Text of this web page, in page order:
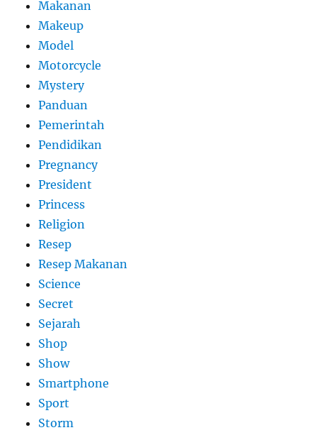
Makanan
Makeup
Model
Motorcycle
Mystery
Panduan
Pemerintah
Pendidikan
Pregnancy
President
Princess
Religion
Resep
Resep Makanan
Science
Secret
Sejarah
Shop
Show
Smartphone
Sport
Storm